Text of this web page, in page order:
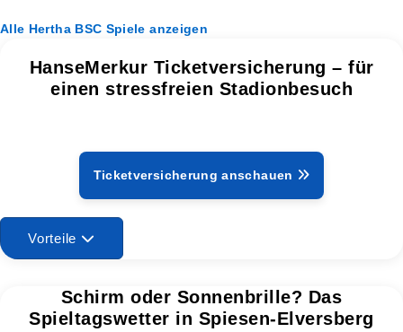
Alle Hertha BSC Spiele anzeigen
HanseMerkur Ticketversicherung – für
einen stressfreien Stadionbesuch
Ticketversicherung anschauen
Vorteile
Schirm oder Sonnenbrille? Das
Spieltagswetter in Spiesen-Elversberg